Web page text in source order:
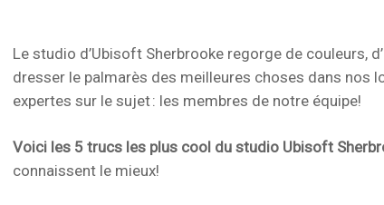
Le studio d’Ubisoft Sherbrooke regorge de couleurs,
dresser le palmarès des meilleures choses dans nos
expertes sur le sujet : les membres de notre équipe!
Voici les 5 trucs les plus cool du studio Ubisoft
connaissent le mieux!